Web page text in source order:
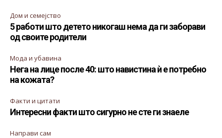
Дом и семејство
5 работи што детето никогаш нема да ги заборави
од своите родители
Мода и убавина
Нега на лице после 40: што навистина ѝ е потребно
на кожата?
Факти и цитати
Интересни факти што сигурно не сте ги знаеле
Направи сам